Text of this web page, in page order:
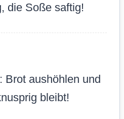
die Soße saftig!
Brot aushöhlen und
bleibt!